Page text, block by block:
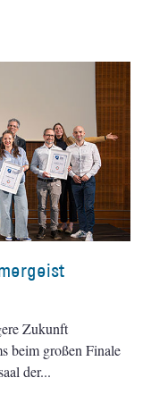
Zukunft
beim großen Finale
der